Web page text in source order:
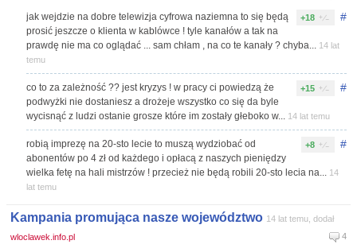
#
+18
jak wejdzie na dobre telewizja cyfrowa naziemna to się będą
prosić jeszcze o klienta w kablówce ! tyle kanałów a tak na
prawdę nie ma co oglądać ... sam chłam , na co te kanały ? chyba... 14 lat
temu
#
+15
co to za zależność ?? jest kryzys ! w pracy ci powiedzą że
podwyżki nie dostaniesz a drożeje wszystko co się da byle
wycisnąć z ludzi ostanie grosze które im zostały głeboko w... 14 lat temu
#
+8
robią imprezę na 20-sto lecie to muszą wydziobać od
abonentów po 4 zł od każdego i opłacą z naszych pieniędzy
wielka fetę na hali mistrzów ! przecież nie będą robili 20-sto lecia na... 14
lat temu
Kampania promująca nasze województwo 14 lat temu, dodał
wloclawek.info.pl
4